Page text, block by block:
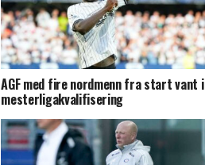
AGF med fire nordmenn fra start vant i
mesterligakvalifisering